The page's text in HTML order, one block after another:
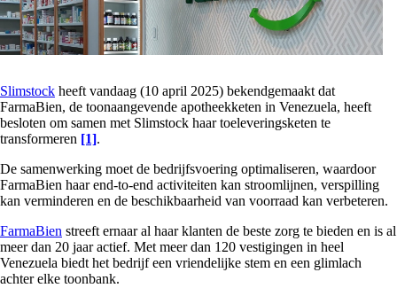
Slimstock heeft vandaag (10 april 2025) bekendgemaakt dat
FarmaBien, de toonaangevende apotheekketen in Venezuela, heeft
besloten om samen met Slimstock haar toeleveringsketen te
transformeren [1].
De samenwerking moet de bedrijfsvoering optimaliseren, waardoor
FarmaBien haar end-to-end activiteiten kan stroomlijnen, verspilling
kan verminderen en de beschikbaarheid van voorraad kan verbeteren.
FarmaBien streeft ernaar al haar klanten de beste zorg te bieden en is al
meer dan 20 jaar actief. Met meer dan 120 vestigingen in heel
Venezuela biedt het bedrijf een vriendelijke stem en een glimlach
achter elke toonbank.